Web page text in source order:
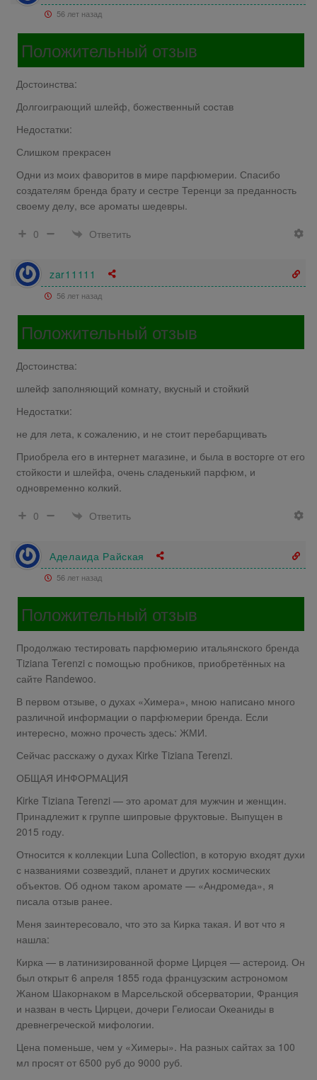
56 лет назад
Положительный отзыв
Достоинства:
Долгоиграющий шлейф, божественный состав
Недостатки:
Слишком прекрасен
Одни из моих фаворитов в мире парфюмерии. Спасибо
создателям бренда брату и сестре Теренци за преданность
своему делу, все ароматы шедевры.
0
Ответить
zar11111
56 лет назад
Положительный отзыв
Достоинства:
шлейф заполняющий комнату, вкусный и стойкий
Недостатки:
не для лета, к сожалению, и не стоит перебарщивать
Приобрела его в интернет магазине, и была в восторге от его
стойкости и шлейфа, очень сладенький парфюм, и
одновременно колкий.
0
Ответить
Аделаида Райская
56 лет назад
Положительный отзыв
Продолжаю тестировать парфюмерию итальянского бренда
Tiziana Terenzi с помощью пробников, приобретённых на
сайте Randewoo.
В первом отзыве, о духах «Химера», мною написано много
различной информации о парфюмерии бренда. Если
интересно, можно прочесть здесь: ЖМИ.
Сейчас расскажу о духах Kirke Tiziana Terenzi.
ОБЩАЯ ИНФОРМАЦИЯ
Kirke Tiziana Terenzi — это аромат для мужчин и женщин.
Принадлежит к группе шипровые фруктовые. Выпущен в
2015 году.
Относится к коллекции Luna Collection, в которую входят духи
с названиями созвездий, планет и других космических
объектов. Об одном таком аромате — «Андромеда», я
писала отзыв ранее.
Меня заинтересовало, что это за Кирка такая. И вот что я
нашла:
Кирка — в латинизированной форме Цирцея — астероид. Он
был открыт 6 апреля 1855 года французским астрономом
Жаном Шакорнаком в Марсельской обсерватории, Франция
и назван в честь Цирцеи, дочери Гелиосаи Океаниды в
древнегреческой мифологии.
Цена поменьше, чем у «Химеры». На разных сайтах за 100
мл просят от 6500 руб до 9000 руб.